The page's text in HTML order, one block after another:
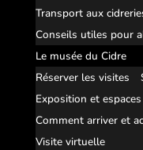
Transport aux
Conseils utiles pour
Le musée du Cidre
Réserver les visites
Exposition et espaces
Comment arriver et
Visite virtuelle